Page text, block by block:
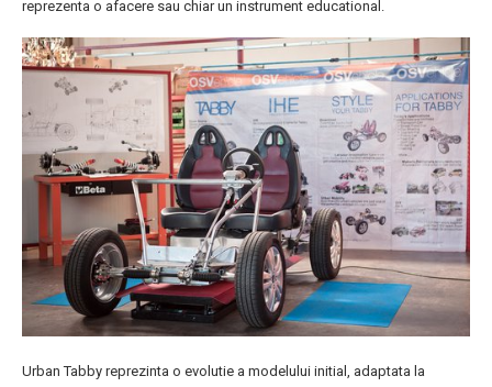
reprezenta o afacere sau chiar un instrument educational.
Urban Tabby reprezinta o evolutie a modelului initial, adaptata la